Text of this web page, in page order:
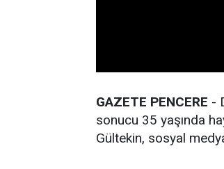
GAZETE PENCERE -
sonucu 35 yaşında
Gültekin, sosyal